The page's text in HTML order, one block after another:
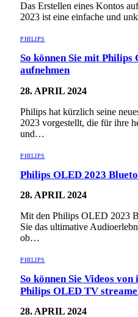
Das Erstellen eines Kontos
2023 ist eine einfache und
PHILIPS
So können Sie mit Philips
aufnehmen
28. APRIL 2024
Philips hat kürzlich seine
2023 vorgestellt, die für ihre
und…
PHILIPS
Philips OLED 2023
28. APRIL 2024
Mit den Philips OLED 2023
Sie das ultimative
ob…
PHILIPS
So können Sie Videos
Philips OLED TV
28. APRIL 2024